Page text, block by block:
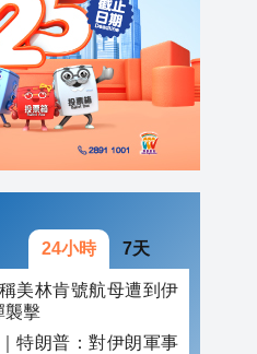
24小時 7天
美林肯號航母遭到伊
襲擊
特朗普：對伊朗軍事